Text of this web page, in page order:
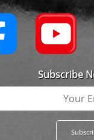
Subscribe